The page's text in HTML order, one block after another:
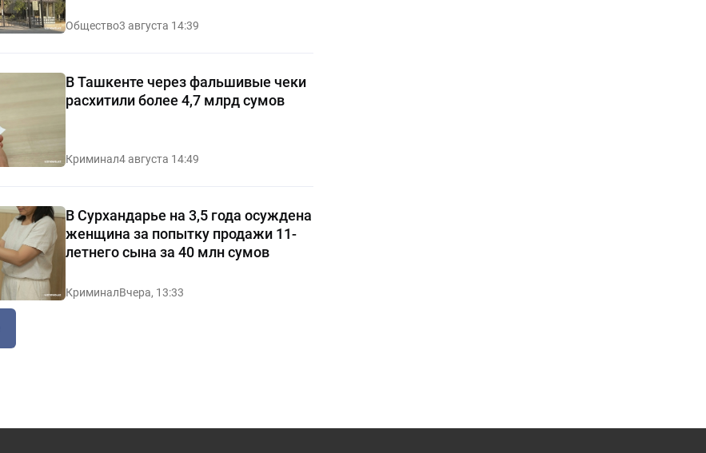
Общество3 августа 14:39
В Ташкенте через фальшивые чеки
расхитили более 4,7 млрд сумов
Криминал4 августа 14:49
В Сурхандарье на 3,5 года осуждена
женщина за попытку продажи 11-
летнего сына за 40 млн сумов
КриминалВчера, 13:33